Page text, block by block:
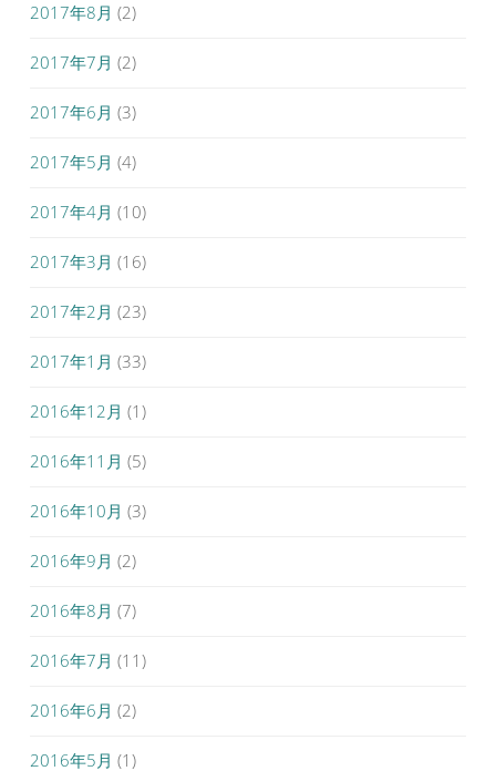
2017年8月 (2)
2017年7月 (2)
2017年6月 (3)
2017年5月 (4)
2017年4月 (10)
2017年3月 (16)
2017年2月 (23)
2017年1月 (33)
2016年12月 (1)
2016年11月 (5)
2016年10月 (3)
2016年9月 (2)
2016年8月 (7)
2016年7月 (11)
2016年6月 (2)
2016年5月 (1)